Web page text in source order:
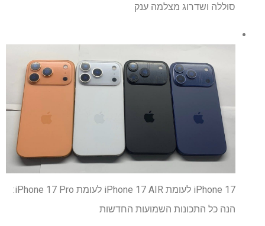
סוללה ושדרוג מצלמה ענק
iPhone 17 לעומת iPhone 17 AIR לעומת iPhone 17 Pro:
הנה כל התכונות השמועות החדשות